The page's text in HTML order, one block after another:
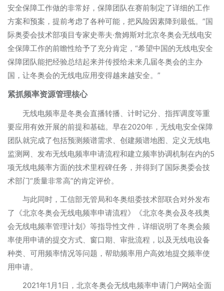
安全保障工作做的非常好，保障团队在赛前制定了详细的工作
方案和预案，提前考虑了各种可能，把风险因素降到最低。”国
际奥委会技术部项目专家史蒂夫·詹姆斯对北京冬奥会无线电安
全保障工作的前瞻性给予了充分肯定，“希望中国的无线电安全
保障团队能把经验总结起来并传授给未来几届冬奥会的主办
国，让冬奥会的无线电应用变得越来越安全。”
紧抓频率资源管理核心
无线电频率是冬奥会直播转播、计时记分、指挥调度等重
要应用有效开展的前提和基础。早在2020年，无线电安全保障
团队就完成了包括预测频谱需求、创建频谱地图、定义无线电
监测网、发布无线电频率申请流程和建立频率协调机制在内的5
项无线电频率方面的技术里程碑任务，并得到了国际奥委会技
术部门“质量非常高”的肯定评价。
与此同时，工信部无管局和冬奥组委技术部联合对外发布
了《北京冬奥会无线电频率申请流程》《北京冬奥会及冬残奥
会无线电频率管理计划》等指导性文件，详细说明了冬奥会频
率使用申请的提交方式、窗口期、审批流程，以及无线电设备
种类、可用频率情况等问题，帮助频率用户高效地提交频率使
用申请。
2021年1月1日，北京冬奥会无线电频率申请门户网站全面